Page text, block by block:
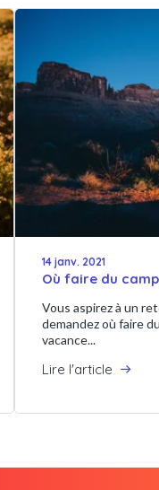
14 janv. 2021
Où faire du
Vous aspirez à un
demandez où faire
vacance...
Lire l'article